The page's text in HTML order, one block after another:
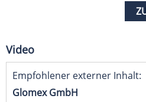
Video
Empfohlener externer Inhalt:
Glomex GmbH